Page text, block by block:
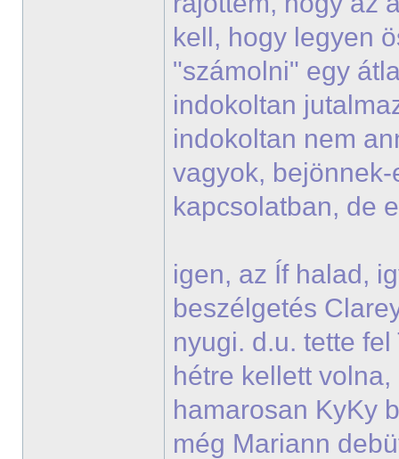
kell, hogy legyen
"számolni" egy
indokoltan
indokoltan nem
vagyok,
kapcsolatban, de
igen, az Íf halad,
beszélgetés
nyugi. d.u. tette
hétre kellett
hamarosan KyKy
még Mariann